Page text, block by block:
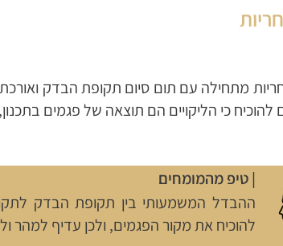
להוכיח כי הליקויים הם תוצאה של פגמים
| טיפ מהמומחים
ההבדל המשמעותי בין תקופת הבדק
להוכיח את מקור הפגמים, ולכן עדיף